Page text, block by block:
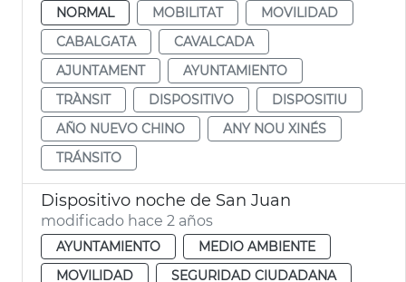
NORMAL
MOBILITAT
MOVILIDAD
CABALGATA
CAVALCADA
AJUNTAMENT
AYUNTAMIENTO
TRÀNSIT
DISPOSITIVO
DISPOSITIU
AÑO NUEVO CHINO
ANY NOU XINÉS
TRÁNSITO
Dispositivo noche de San Juan
modificado hace 2 años
AYUNTAMIENTO
MEDIO AMBIENTE
MOVILIDAD
SEGURIDAD CIUDADANA